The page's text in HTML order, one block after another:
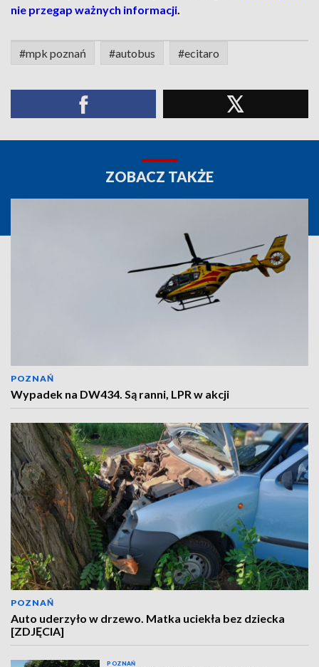
nie przegap ważnych informacji
#mpk poznań #autobus #ecitaro
ZOBACZ TAKŻE
POZNAŃ
Wypadek na DW434. Są ranni, LPR w akcji
POZNAŃ
Auto uderzyło w drzewo. Matka uciekła bez dziecka
[ZDJĘCIA]
POZNAŃ